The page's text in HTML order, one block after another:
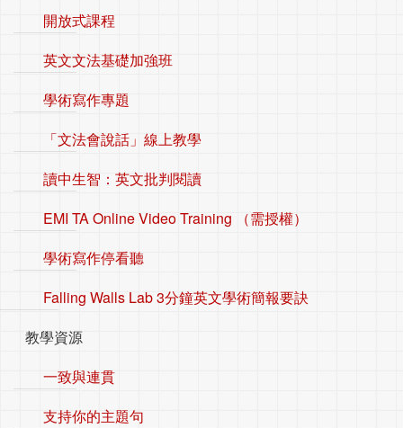
開放式課程
英文文法基礎加強班
學術寫作專題
「文法會說話」線上教學
讀中生智：英文批判閱讀
EMI TA Online Video Training （需授權）
學術寫作停看聽
Falling Walls Lab 3分鐘英文學術簡報要訣
教學資源
一致與連貫
支持你的主題句